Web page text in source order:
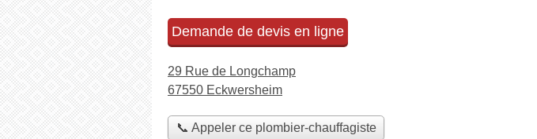
Demande de devis en ligne
29 Rue de Longchamp
67550 Eckwersheim
📞 Appeler ce plombier-chauffagiste